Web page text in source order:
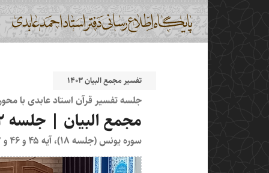
تفسیر مجمع البیان ۱۴۰۳
جلسه تفسیر قرآن استاد عابدی با
مجمع البیان | جلسه ۷۱۲
سوره یونس (جلسه ۱۸)، آیه ۴۵ و ۴۶ و ۴۷ و ۴۸ و ۴۹ و ۵۰ و ۵۱ و ۵۲